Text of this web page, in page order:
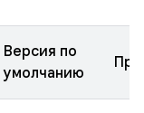
Версия по
умолчанию